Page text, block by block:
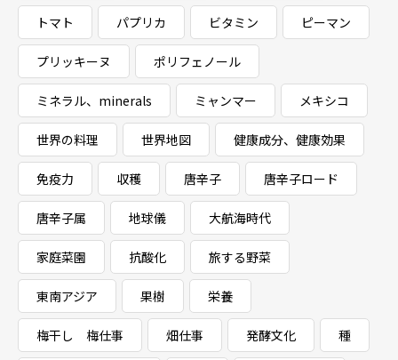
トマト パプリカ ビタミン ピーマン
プリッキーヌ ポリフェノール
ミネラル、minerals ミャンマー メキシコ
世界の料理 世界地図 健康成分、健康効果
免疫力 収穫 唐辛子 唐辛子ロード
唐辛子属 地球儀 大航海時代
家庭菜園 抗酸化 旅する野菜
東南アジア 果樹 栄養
梅干し 梅仕事 畑仕事 発酵文化 種